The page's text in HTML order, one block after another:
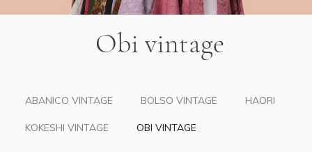
Obi vintage
ABANICO VINTAGE BOLSO VINTAGE HAORI
KOKESHI VINTAGE OBI VINTAGE